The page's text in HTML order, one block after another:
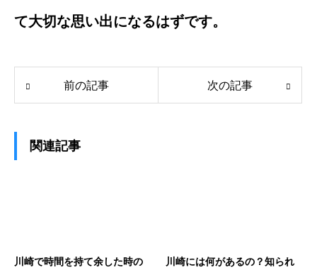
て大切な思い出になるはずです。
前の記事 次の記事
関連記事
川崎で時間を持て余した時の
川崎には何があるの？知られ